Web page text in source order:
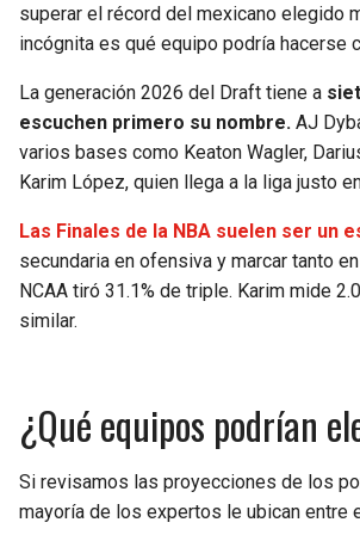
superar el récord del mexicano elegido
incógnita es qué equipo podría hacerse
La generación 2026 del Draft tiene a
escuchen primero su nombre. AJ
varios bases como Keaton Wagler,
Karim López, quien llega a la liga justo
Las Finales de la NBA suelen ser un
secundaria en ofensiva y marcar tanto
NCAA tiró 31.1% de triple. Karim mide
similar.
¿Qué equipos podrían
Si revisamos las proyecciones de los
mayoría de los expertos le ubican entre